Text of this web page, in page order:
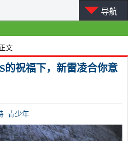
导航
文
的祝福下，新雷凌合你意
青少年